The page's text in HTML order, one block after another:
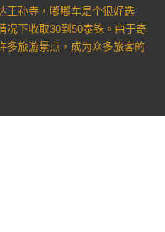
王孙寺，嘟嘟车是个很好选
况下收取30到50泰铢。由于奇
多旅游景点，成为众多旅客的